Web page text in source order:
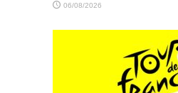
06/08/2026